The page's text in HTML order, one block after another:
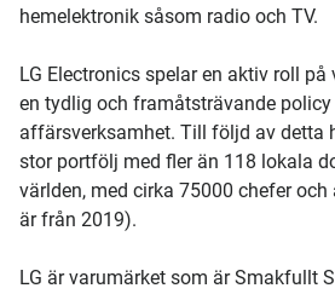
hemelektronik såsom radio och TV.
LG Electronics spelar en aktiv roll
en tydlig och framåtsträvande
affärsverksamhet. Till följd av detta
stor portfölj med fler än 118 lokala
världen, med cirka 75000 chefer
är från 2019).
LG är varumärket som är Smakfullt